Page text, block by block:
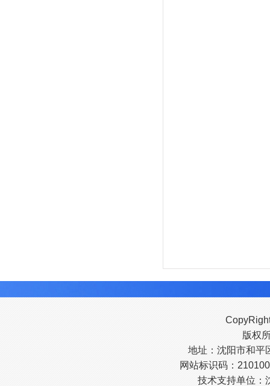
版权
地址：沈阳市和平
网站标识码：
技术支持单位：